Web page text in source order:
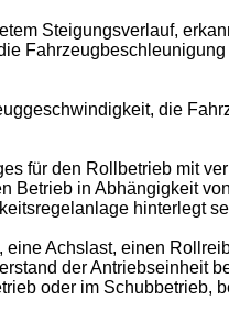
Steigungsverlauf,
die
für den Rollbetrieb mit
in Abhängigkeit
hinterlegt
Achslast, einen
der Antriebseinheit
oder im Schubbetrieb,